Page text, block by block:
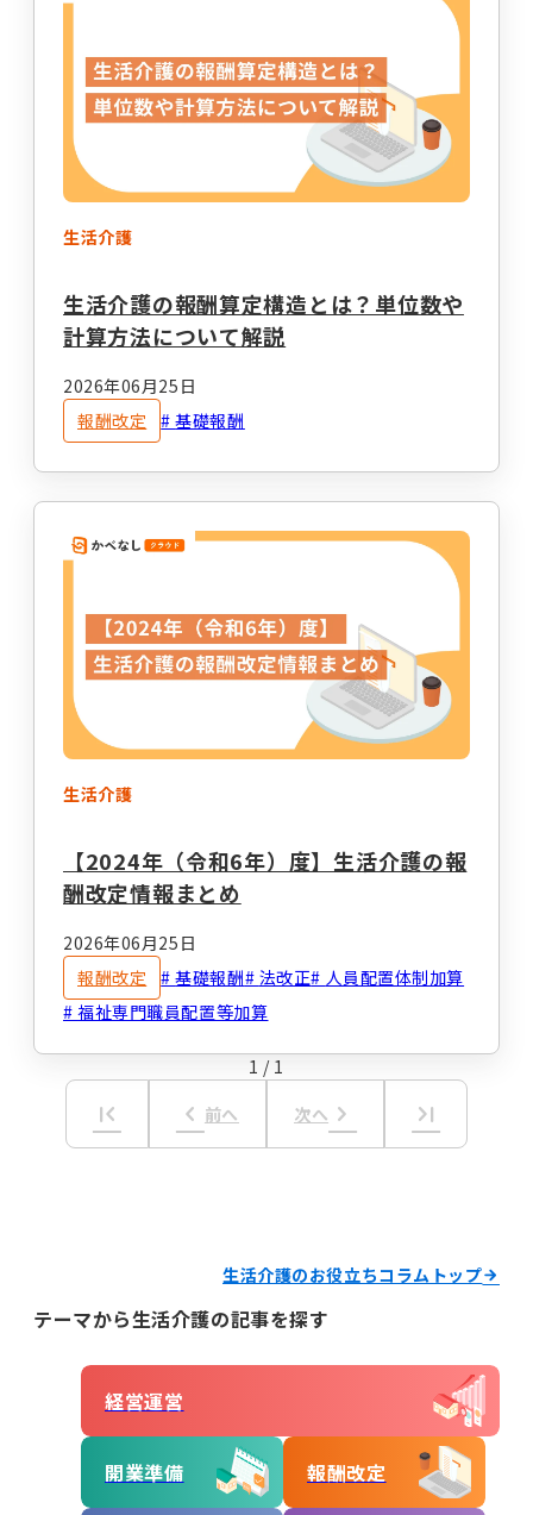
開業準備 報酬改定
加算減算
記録 帳票作成
国保連請求
開業の流れ
生活介護
生活介護の報酬算定構造とは？単位数や
計算方法について解説
2026年06月25日
報酬改定
基礎報酬
生活介護
【2024年（令和6年）度】生活介護の報
酬改定情報まとめ
2026年06月25日
報酬改定
基礎報酬 法改正
人員配置体制加算
福祉専門職員配置等加算
1 / 1
first_page keyboard_arrow_left 前へ 次へ keyboard_arrow_right last_page
生活介護のお役立ちコラムトップ
テーマから生活介護の記事を探す
経営運営
開業準備 報酬改定